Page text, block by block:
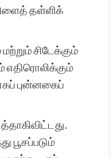
தள்ளிக்
சிடேக்கும்
புன்னகைப்
பூசப்படும்
இரா.கலைச்செல்வி